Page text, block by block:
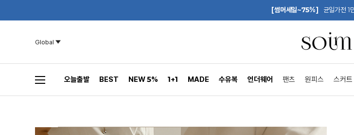
[썸머세일~75%] 균일가전 1
Global
오늘출발 BEST NEW 5% 1+1 MADE 수유복 언더웨어 팬츠 원피스 스커트